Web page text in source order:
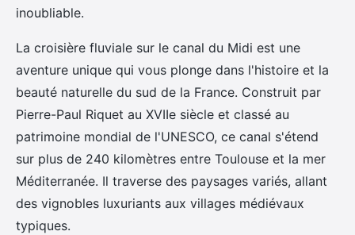
inoubliable.
La croisière fluviale sur le canal du Midi est une
aventure unique qui vous plonge dans l'histoire et la
beauté naturelle du sud de la France. Construit par
Pierre-Paul Riquet au XVIIe siècle et classé au
patrimoine mondial de l'UNESCO, ce canal s'étend
sur plus de 240 kilomètres entre Toulouse et la mer
Méditerranée. Il traverse des paysages variés, allant
des vignobles luxuriants aux villages médiévaux
typiques.